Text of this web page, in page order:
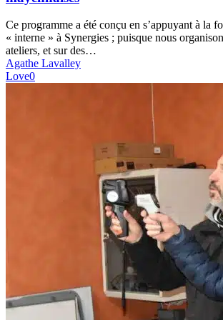
pour
les
bénévoles
et
adhéren-
Ce programme a été conçu en s’appuyant à la
« interne » à Synergies ; puisque nous
ateliers, et sur des…
Agathe Lavalley
Love0